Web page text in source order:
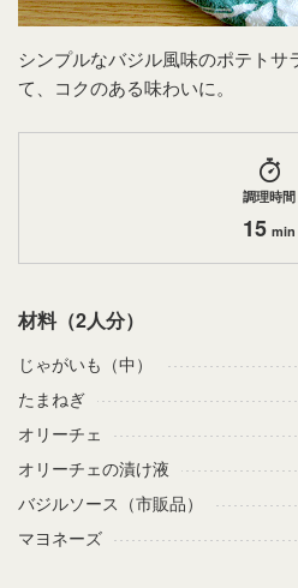
シンプルなバジル風味のポテトサ
て、コクのある味わいに。
調理時間
15 min
材料（2人分）
じゃがいも（中）
たまねぎ
オリーチェ
オリーチェの漬け液
バジルソース（市販品）
マヨネーズ